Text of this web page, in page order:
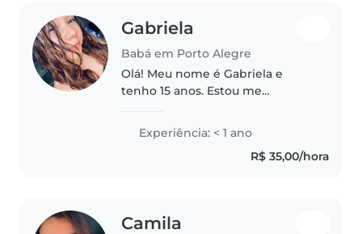
Gabriela
Babá em Porto Alegre
Olá! Meu nome é Gabriela e
tenho 15 anos. Estou me
babá, pois amo crianças e gosto
muito de cuidar, brincar e dar
Experiência: < 1 ano
R$ 35,00/hora
Camila